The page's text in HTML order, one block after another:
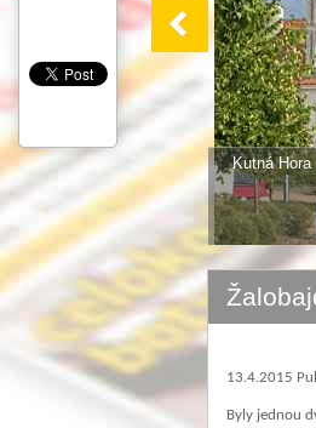
Kutná Hora
13.4.2015
Byly jednou